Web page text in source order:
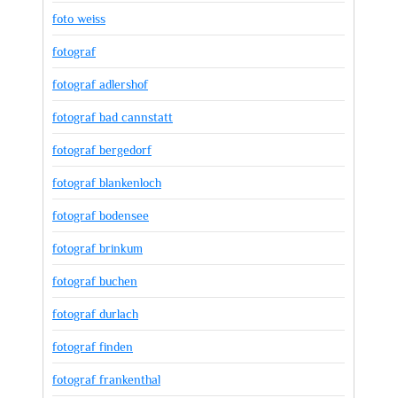
foto weiss
fotograf
fotograf adlershof
fotograf bad cannstatt
fotograf bergedorf
fotograf blankenloch
fotograf bodensee
fotograf brinkum
fotograf buchen
fotograf durlach
fotograf finden
fotograf frankenthal